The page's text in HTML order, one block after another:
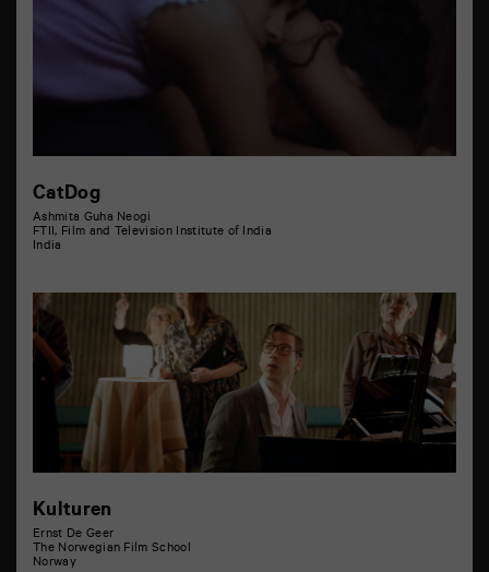
CatDog
Ashmita Guha Neogi
FTII, Film and Television Institute of India
India
Kulturen
Ernst De Geer
The Norwegian Film School
Norway